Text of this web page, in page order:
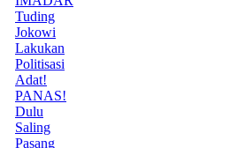
Tuding
Jokowi
Lakukan
Politisasi
Adat!
PANAS!
Dulu
Saling
Pasang